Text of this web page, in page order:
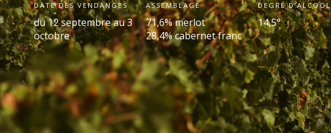
DATE DES VENDANGES
du 12 septembre au 3
octobre
ASSEMBLAGE
71,6% merlot
28,4% cabernet franc
DEGRÉ D’ALCOOL
14,5°